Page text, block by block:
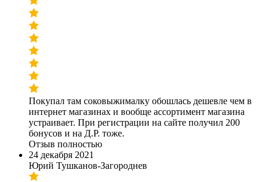
Покупал там соковыжималку обошлась дешевле чем в
интернет магазинах и вообще ассортимент магазина
устраивает. При регистрации на сайте получил 200
бонусов и на Д.Р. тоже.
Отзыв полностью
24 декабря 2021
Юрий Тушканов-Загороднев